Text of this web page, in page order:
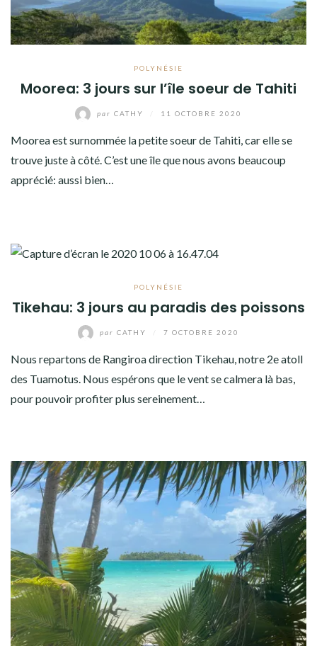
POLYNÉSIE
Moorea: 3 jours sur l’île soeur de Tahiti
par CATHY 11 OCTOBRE 2020
Moorea est surnommée la petite soeur de Tahiti, car elle se
trouve juste à côté. C’est une île que nous avons beaucoup
apprécié: aussi bien…
POLYNÉSIE
Tikehau: 3 jours au paradis des poissons
par CATHY 7 OCTOBRE 2020
Nous repartons de Rangiroa direction Tikehau, notre 2e atoll
des Tuamotus. Nous espérons que le vent se calmera là bas,
pour pouvoir profiter plus sereinement…